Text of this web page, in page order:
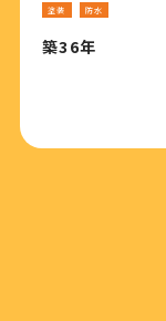
塗装 防水
築36年